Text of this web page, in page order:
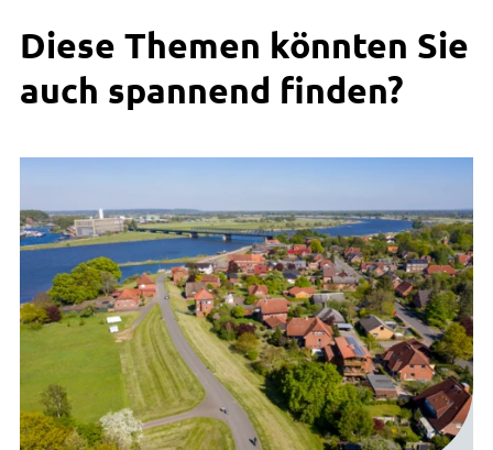
Diese Themen könnten Sie
auch spannend finden?